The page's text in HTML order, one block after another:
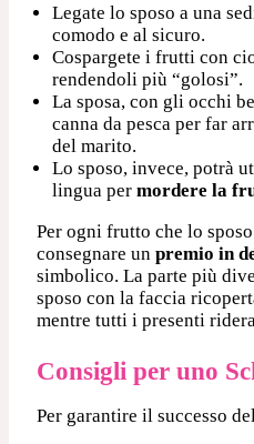
Legate lo sposo a una
comodo e al sicuro.
Cospargete i frutti con
rendendoli più “golosi”.
La sposa, con gli occhi
canna da pesca per far
del marito.
Lo sposo, invece, potrà
lingua per mordere la
Per ogni frutto che lo
consegnare un premio in
simbolico. La parte più
sposo con la faccia
mentre tutti i presenti
Consigli per uno
Per garantire il successo